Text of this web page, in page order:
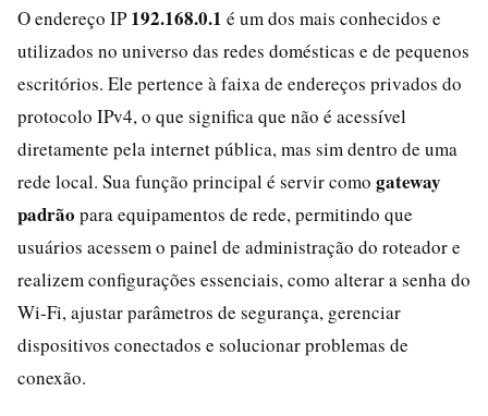
O endereço IP192.168.0.1 é um dos mais conhecidos e
utilizados no universo das redes domésticas e de pequenos
escritórios. Ele pertence à faixa de endereços privados do
protocolo IPv4, o que significa que não é acessível
diretamente pela internet pública, mas sim dentro de uma
rede local. Sua função principal é servir como gateway
padrão para equipamentos de rede, permitindo que
usuários acessem o painel de administração do roteador e
realizem configurações essenciais, como alterar a senha do
Wi‑Fi, ajustar parâmetros de segurança, gerenciar
dispositivos conectados e solucionar problemas de
conexão.